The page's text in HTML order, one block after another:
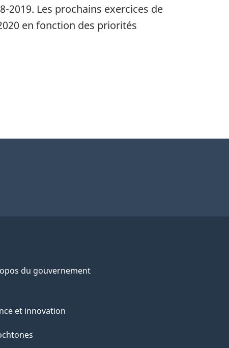
2019. Les prochains exercices de
en fonction des priorités
du gouvernement
et innovation